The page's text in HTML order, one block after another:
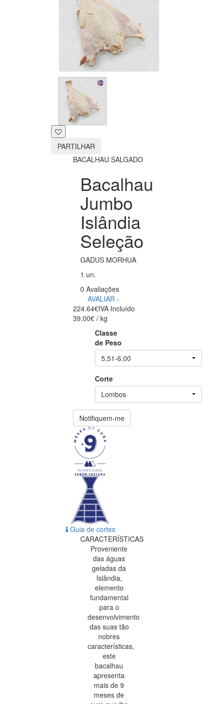
PARTILHAR
BACALHAU SALGADO
Bacalhau
Jumbo
Islândia
Seleção
GADUS MORHUA
1 un.
0 Avaliações
AVALIAR ›
224.64€IVA Incluído
39.00€ / kg
Classe
de Peso
5,51-6,00
Corte
Lombos
Notifiquem-me
Guia de cortes
CARACTERÍSTICAS
Proveniente
das águas
geladas da
Islândia,
elemento
fundamental
para o
desenvolvimento
das suas tão
nobres
características,
este
bacalhau
apresenta
mais de 9
meses de